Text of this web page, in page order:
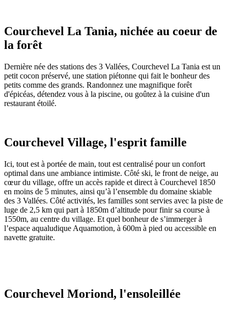
Courchevel La Tania, nichée au coeur de
la forêt
Dernière née des stations des 3 Vallées, Courchevel La Tania est un
petit cocon préservé, une station piétonne qui fait le bonheur des
petits comme des grands. Randonnez une magnifique forêt
d'épicéas, détendez vous à la piscine, ou goûtez à la cuisine d'un
restaurant étoilé.
Courchevel Village, l'esprit famille
Ici, tout est à portée de main, tout est centralisé pour un confort
optimal dans une ambiance intimiste. Côté ski, le front de neige, au
cœur du village, offre un accès rapide et direct à Courchevel 1850
en moins de 5 minutes, ainsi qu’à l’ensemble du domaine skiable
des 3 Vallées. Côté activités, les familles sont servies avec la piste de
luge de 2,5 km qui part à 1850m d’altitude pour finir sa course à
1550m, au centre du village. Et quel bonheur de s’immerger à
l’espace aqualudique Aquamotion, à 600m à pied ou accessible en
navette gratuite.
Courchevel Moriond, l'ensoleillée